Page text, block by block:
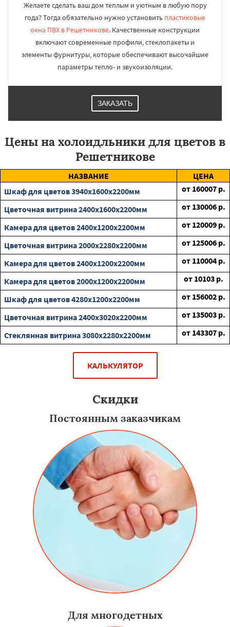
Желаете сделать ваш дом теплым и уютным в любую пору
года? Тогда обязательно нужно установить пластиковые
окна ПВХ в Решетникове. Качественные конструкции
включают современные профили, стеклопакеты и
элементы фурнитуры, которые обеспечивают высочайшие
параметры тепло- и звукоизоляции.
ЗАКАЗАТЬ
Цены на холоидльники для цветов в
Решетникове
НАЗВАНИЕ
ЦЕНА
Шкаф для цветов 3940х1600х2200мм
от 160007 р.
Цветочная витрина 2400х1600х2200мм
от 130006 р.
Камера для цветов 2400х1200х2200мм
от 120009 р.
Цветочная витрина 2000х2280х2200мм
от 125006 р.
Камера для цветов 2400х1200х2200мм
от 110004 р.
Камера для цветов 2000х1200х2200мм
от 10103 р.
Шкаф для цветов 4280х1200х2200мм
от 156002 р.
Цветочная витрина 2400х3020х2200мм
от 135003 р.
Стеклянная витрина 3080х2280х2200мм
от 143307 р.
КАЛЬКУЛЯТОР
Скидки
Постоянным заказчикам
Для многодетных